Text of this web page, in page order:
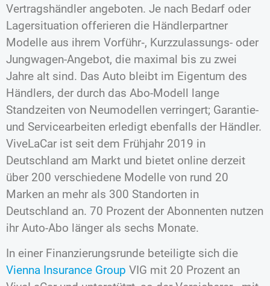
Vertragshändler angeboten. Je nach Bedarf oder
Lagersituation offerieren die Händlerpartner
Modelle aus ihrem Vorführ‑, Kurzzulassungs- oder
Jungwagen-Angebot, die maximal bis zu zwei
Jahre alt sind. Das Auto bleibt im Eigentum des
Händlers, der durch das Abo-Modell lange
Standzeiten von Neumodellen verringert; Garantie-
und Servicearbeiten erledigt ebenfalls der Händler.
ViveLaCar ist seit dem Frühjahr 2019 in
Deutschland am Markt und bietet online derzeit
über 200 verschiedene Modelle von rund 20
Marken an mehr als 300 Standorten in
Deutschland an. 70 Prozent der Abonnenten nutzen
ihr Auto-Abo länger als sechs Monate.
In einer Finanzierungsrunde beteiligte sich die
Vienna Insurance Group VIG mit 20 Prozent an